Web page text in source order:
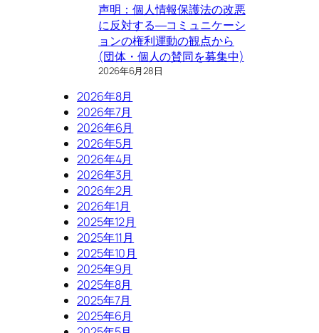
声明：個人情報保護法の改悪
に反対する―コミュニケーシ
ョンの権利運動の観点から
(団体・個人の賛同を募集中)
2026年6月28日
2026年8月
2026年7月
2026年6月
2026年5月
2026年4月
2026年3月
2026年2月
2026年1月
2025年12月
2025年11月
2025年10月
2025年9月
2025年8月
2025年7月
2025年6月